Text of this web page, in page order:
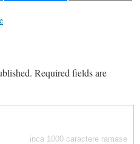
Required fields are
inca 1000 caractere ramase